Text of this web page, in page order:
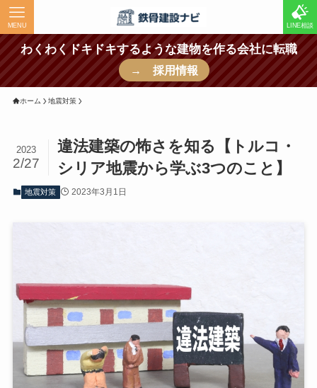
LINE相談
MENU
わくわくドキドキするような建物を作る会社に転職
→ 採用情報
ホーム 地震対策
違法建築の怖さを知る【トルコ・
シリア地震から学ぶ3つのこと】
2023
2/27
地震対策 2023年3月1日